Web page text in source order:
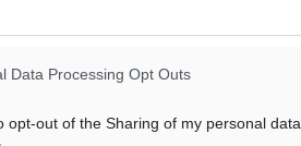
Data Processing Opt Outs
opt-out of the Sharing of my personal data.
– Ρόδος